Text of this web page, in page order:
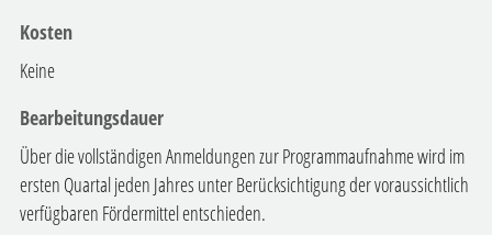
Kosten
Keine
Bearbeitungsdauer
Über die vollständigen Anmeldungen zur Programmaufnahme wird im
ersten Quartal jeden Jahres unter Berücksichtigung der voraussichtlich
verfügbaren Fördermittel entschieden.